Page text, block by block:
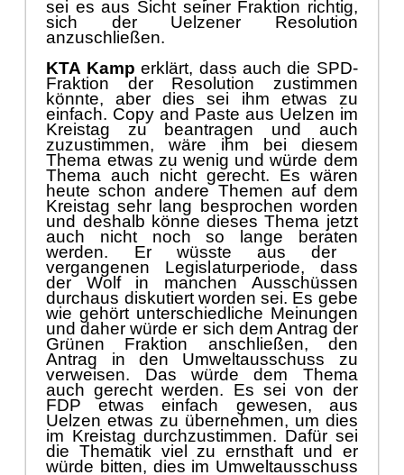
KTA Kamperklä rt, dass auch die SPD-
Fraktion der Resolution zustimmen
einfach.Copy and Paste aus Uelzen im
Kreistag zu beantragen und auch
zuzustimmen, wäre ihm bei diesem
Thema etwas zu wenig undwürde dem
Thema auch nicht gerecht. Es wären
heute schon andere Themen auf dem
Kreistag sehr lang besprochen worden
und deshalb könnedieses Thema jetzt
auch
nicht noch so lange beraten
werden. Er wü sste aus der
vergangenen Legislaturperiode, dass
der Wolf in manchen Ausschüssen
durchaus
diskutiert worden sei. Es gebe
wie gehörtunterschiedliche Meinungen
und daher wü
rde er sich dem Antrag der
Grünen Fraktion anschließ en,den
Antrag in den Umweltausschuss zu
verweisen. Das würde dem Thema
auchgerecht werden. Es sei von der
FDP etwas einfachgewesen,aus
Uelzen etwas zu übernehmen, um dies
im Kreistag durchzustimmen. Dafür sei
die Thematik viel zu ernsthaft und er
würde bitten,dies im Umweltausschuss
zu diskutieren. Dann könne im
nächsten Kreistag noch einmal darü ber
beraten werden.